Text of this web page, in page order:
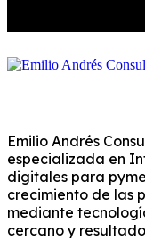
Emilio Andrés
especializada en
digitales para
crecimiento de las
mediante
cercano y